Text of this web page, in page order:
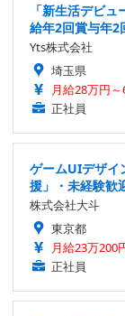
「新生活デビ
給年2回賞与年2
Yts株式会社
埼玉県
月給28万円
正社員
ゲームUIデザイ
援」・未経験歓
株式会社大斗
東京都
月給23万200
正社員